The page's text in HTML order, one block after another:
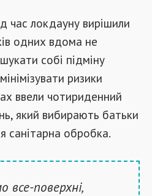
час локдауну вирішили
одних вдома не
собі підміну
ризики
ввели чотириденний
який вибирають батьки
санітарна обробка.
все-поверхні,